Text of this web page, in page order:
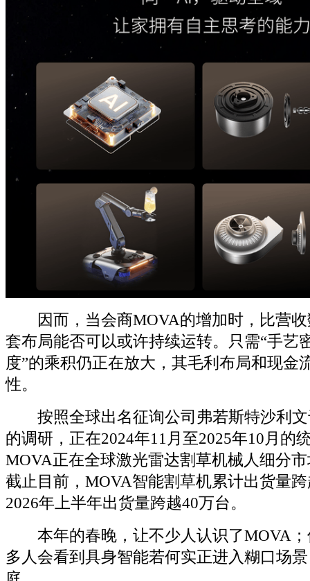
因而，当会商MOVA的增加时，比营收
套布局能否可以或许持续运转。只需“手艺
度”的乘积仍正在放大，其毛利布局和现金
性。
按照全球出名征询公司弗若斯特沙利文
的调研，正在2024年11月至2025年10月的
MOVA正在全球激光雷达割草机械人细分
截止目前，MOVA智能割草机累计出货量
2026年上半年出货量跨越40万台。
本年的春晚，让不少人认识了MOVA；
多人会看到具身智能若何实正进入糊口场